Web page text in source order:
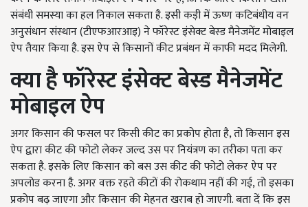
संबंधी समस्या का हल निकाल सकता है. इसी कड़ी में ऊष्ण कटिबंधीय वन
अनुसंधान संस्थान (टीएफआरआइ) ने फॉरेस्ट इंसेक्ट बेस्ड मैनेजमेंट मोबाइल
ऐप तैयार किया है. इस ऐप से किसानों कीट प्रबंधन में काफी मदद मिलेगी.
क्या है फॉरेस्ट इंसेक्ट बेस्ड मैनेजमेंट
मोबाइल ऐप
अगर किसान की फसल पर किसी कीट का प्रकोप होता है, तो किसान इस
ऐप द्वारा कीट की फोटो लेकर जल्द उस पर नियंत्रण का तरीका पता कर
सकता है. इसके लिए किसान को बस उस कीट की फोटो लेकर ऐप पर
अपलोड करना है. अगर वक्त रहते कीटों की रोकथाम नहीं की गई, तो इसका
प्रकोप बढ़ जाएगा और किसान की मेहनत खराब हो जाएगी. बता दें कि इस